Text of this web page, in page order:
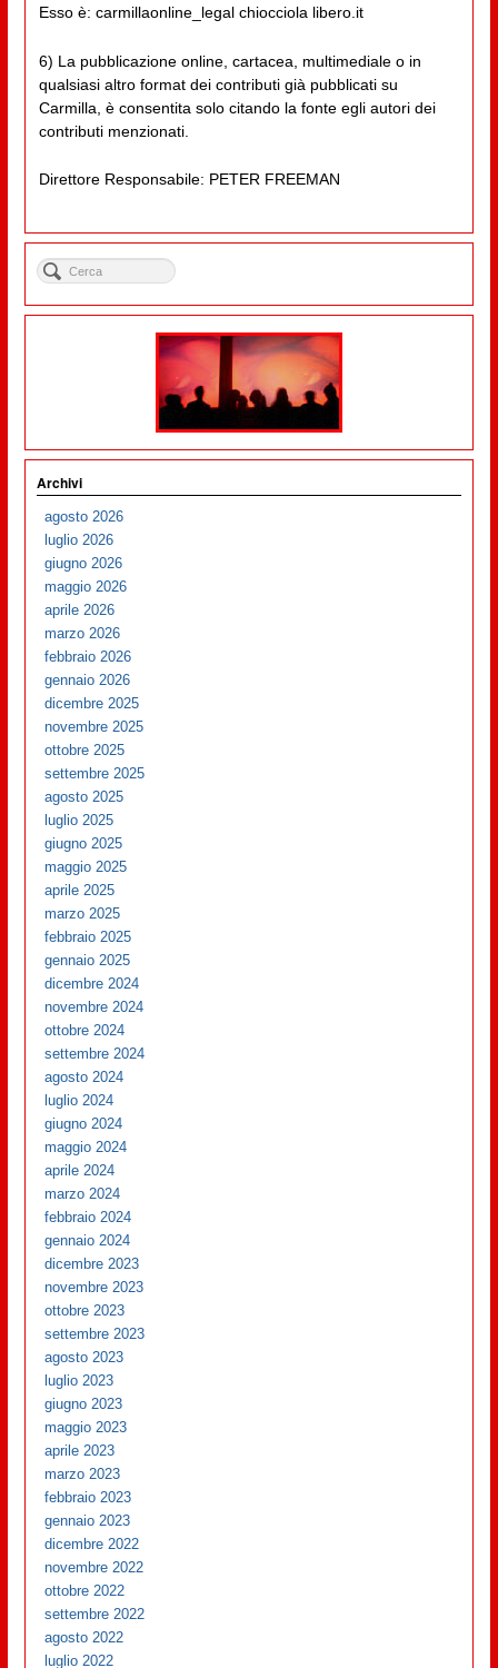
Esso è: carmillaonline_legal chiocciola libero.it
6) La pubblicazione online, cartacea, multimediale o in
qualsiasi altro format dei contributi già pubblicati su
Carmilla, è consentita solo citando la fonte egli autori dei
contributi menzionati.
Direttore Responsabile: PETER FREEMAN
Archivi
agosto 2026
luglio 2026
giugno 2026
maggio 2026
aprile 2026
marzo 2026
febbraio 2026
gennaio 2026
dicembre 2025
novembre 2025
ottobre 2025
settembre 2025
agosto 2025
luglio 2025
giugno 2025
maggio 2025
aprile 2025
marzo 2025
febbraio 2025
gennaio 2025
dicembre 2024
novembre 2024
ottobre 2024
settembre 2024
agosto 2024
luglio 2024
giugno 2024
maggio 2024
aprile 2024
marzo 2024
febbraio 2024
gennaio 2024
dicembre 2023
novembre 2023
ottobre 2023
settembre 2023
agosto 2023
luglio 2023
giugno 2023
maggio 2023
aprile 2023
marzo 2023
febbraio 2023
gennaio 2023
dicembre 2022
novembre 2022
ottobre 2022
settembre 2022
agosto 2022
luglio 2022